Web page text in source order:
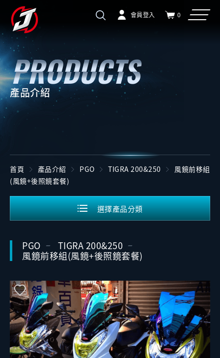
會員登入 0
產品介紹
首頁 產品介紹 PGO TIGRA 200&250
風鏡前移組
(風鏡+後照鏡套餐)
選擇產品分類
PGO TIGRA 200&250
風鏡前移組(風鏡+後照鏡套餐)